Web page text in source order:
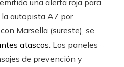
la autopista A7 por
Marsella (sureste), se
atascos . Los paneles
de prevención y